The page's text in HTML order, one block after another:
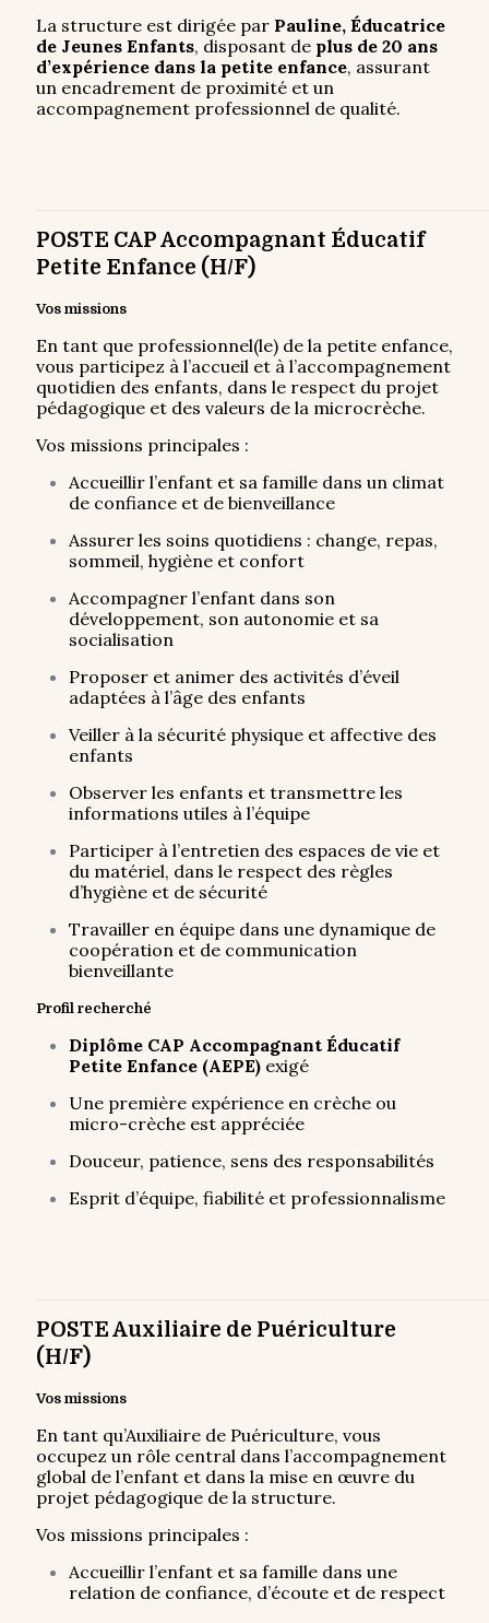
La structure est dirigée par Pauline, Éducatrice
de Jeunes Enfants, disposant de plus de 20 ans
d’expérience dans la petite enfance, assurant
un encadrement de proximité et un
accompagnement professionnel de qualité.
POSTE CAP Accompagnant Éducatif
Petite Enfance (H/F)
Vos missions
En tant que professionnel(le) de la petite enfance,
vous participez à l’accueil et à l’accompagnement
quotidien des enfants, dans le respect du projet
pédagogique et des valeurs de la microcrèche.
Vos missions principales :
Accueillir l’enfant et sa famille dans un climat
de confiance et de bienveillance
Assurer les soins quotidiens : change, repas,
sommeil, hygiène et confort
Accompagner l’enfant dans son
développement, son autonomie et sa
socialisation
Proposer et animer des activités d’éveil
adaptées à l’âge des enfants
Veiller à la sécurité physique et affective des
enfants
Observer les enfants et transmettre les
informations utiles à l’équipe
Participer à l’entretien des espaces de vie et
du matériel, dans le respect des règles
d’hygiène et de sécurité
Travailler en équipe dans une dynamique de
coopération et de communication
bienveillante
Profil recherché
Diplôme CAP Accompagnant Éducatif
Petite Enfance (AEPE) exigé
Une première expérience en crèche ou
micro-crèche est appréciée
Douceur, patience, sens des responsabilités
Esprit d’équipe, fiabilité et professionnalisme
POSTE Auxiliaire de Puériculture
(H/F)
Vos missions
En tant qu’Auxiliaire de Puériculture, vous
occupez un rôle central dans l’accompagnement
global de l’enfant et dans la mise en œuvre du
projet pédagogique de la structure.
Vos missions principales :
Accueillir l’enfant et sa famille dans une
relation de confiance, d’écoute et de respect